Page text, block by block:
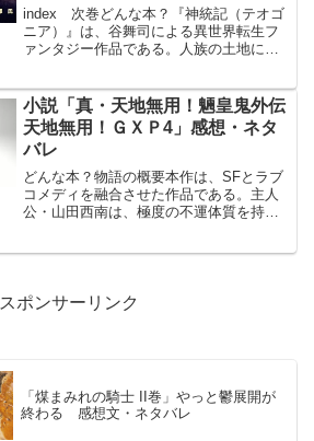
index 次巻どんな本？『神統記（テオゴ
ニア）』は、谷舞司による異世界転生フ
ァンタジー作品である。人族の土地に攻
少年カイは戦場に立つ。日々繰り返され
る争いの中、カイは...
小説「真・天地無用！魎皇鬼外伝
天地無用！ＧＸＰ4」感想・ネタ
バレ
どんな本？物語の概要本作は、SFとラブ
コメディを融合させた作品である。主人
公・山田西南は、極度の不運体質を持つ
スポンサーリンク
「煤まみれの騎士 II巻」やっと鬱展開が
終わる 感想文・ネタバレ